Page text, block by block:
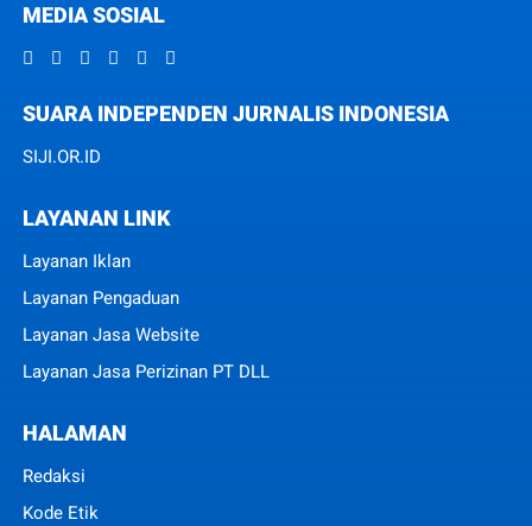
MEDIA SOSIAL
SUARA INDEPENDEN JURNALIS INDONESIA
SIJI.OR.ID
LAYANAN LINK
Layanan Iklan
Layanan Pengaduan
Layanan Jasa Website
Layanan Jasa Perizinan PT DLL
HALAMAN
Redaksi
Kode Etik